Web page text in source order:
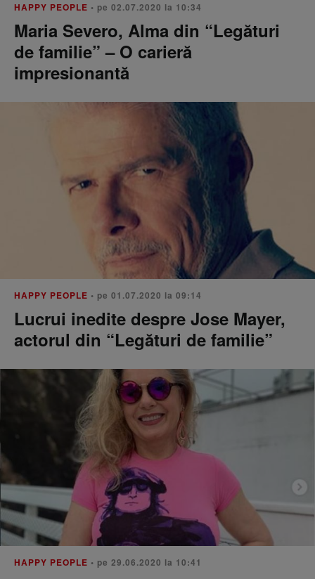
HAPPY PEOPLE • pe 02.07.2020 la 10:34
Maria Severo, Alma din “Legături
de familie” – O carieră
impresionantă
HAPPY PEOPLE • pe 01.07.2020 la 09:14
Lucrui inedite despre Jose Mayer,
actorul din “Legături de familie”
HAPPY PEOPLE • pe 29.06.2020 la 10:41